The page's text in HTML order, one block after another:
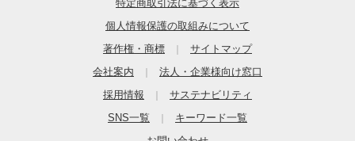
特定商取引法に基づく表示
個人情報保護の取組みについて
著作権・商標
｜
サイトマップ
会社案内
｜
法人・企業様向け窓口
採用情報
｜
サステナビリティ
SNS一覧
｜
キーワード一覧